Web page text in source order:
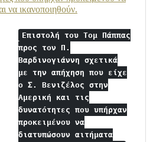
να ικανοποιηθούν.
Επιστολή του Τομ Πάππας
προς τον Π.
Βαρδινογιάννη σχετικά
με την απήχηση που είχε
ο Σ. Βενιζέλος στην
Αμερική και τις
δυνατότητες που υπήρχαν
προκειμένου να
διατυπώσουν αιτήματα